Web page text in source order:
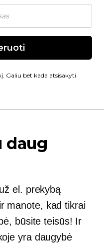
Galiu bet kada atsisakyti
daug
el. prekybą
manote, kad tikrai
būsite teisūs! Ir
yra daugybė